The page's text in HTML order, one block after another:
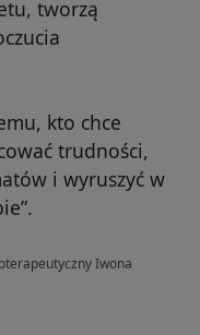
tworzą
kto chce
trudności,
i wyruszyć w
Iwona